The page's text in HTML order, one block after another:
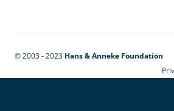
© 2003 - 2023 Hans & Anneke Foundation